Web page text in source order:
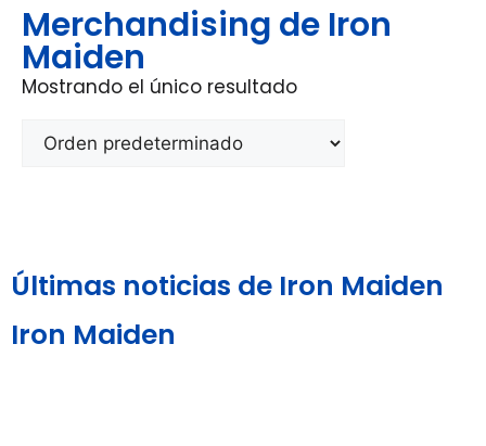
Merchandising de Iron
Maiden
Mostrando el único resultado
Últimas noticias de Iron Maiden
Iron Maiden